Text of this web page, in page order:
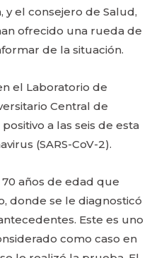
y el consejero de Salud,
ofrecido una rueda de
de la situación.
el Laboratorio de
Central de
a las seis de esta
(SARS-CoV-2).
años de edad que
donde se le diagnosticó
Este es uno
como caso en